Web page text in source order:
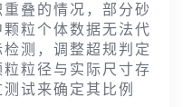
叠的情况，部分砂
粒个体数据无法代
测，调整超规判定
粒径与实际尺寸存
试来确定其比例